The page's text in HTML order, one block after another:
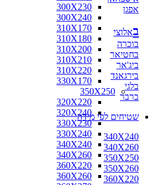
300X230
300X240
310X170
310X180
310X200
310X210
310X220
330X170
350X250
320X220
320X240
330X230
330X240
340X240
340X260
360X220
360X260
אפגן
באלוצי
בוכרה
בחטיאר
ביג'אר
בירגאנד
בלגי
ברבר
שטיחים לפי מידה
340X240
340X260
350X250
350X260
360X220